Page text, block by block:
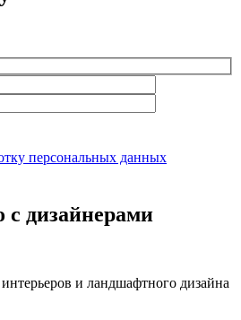
персональных данных
с дизайнерами
и ландшафтного дизайна